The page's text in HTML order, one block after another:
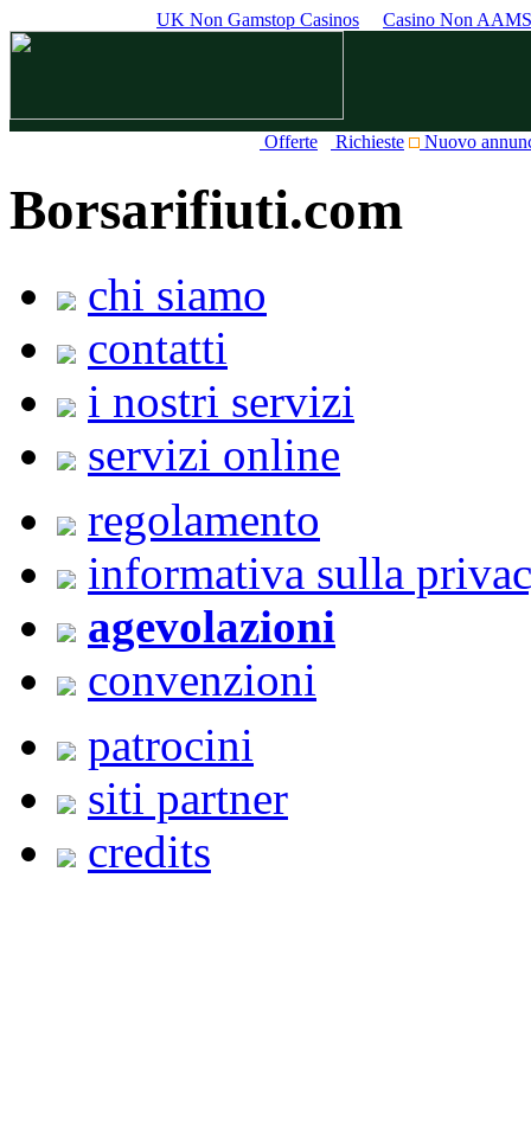
UK Non Gamstop Casinos Casino Non AAMS
Offerte Richieste Nuovo
Borsarifiuti.com
chi siamo
contatti
i nostri servizi
servizi online
regolamento
informativa sulla
agevolazioni
convenzioni
patrocini
siti partner
credits